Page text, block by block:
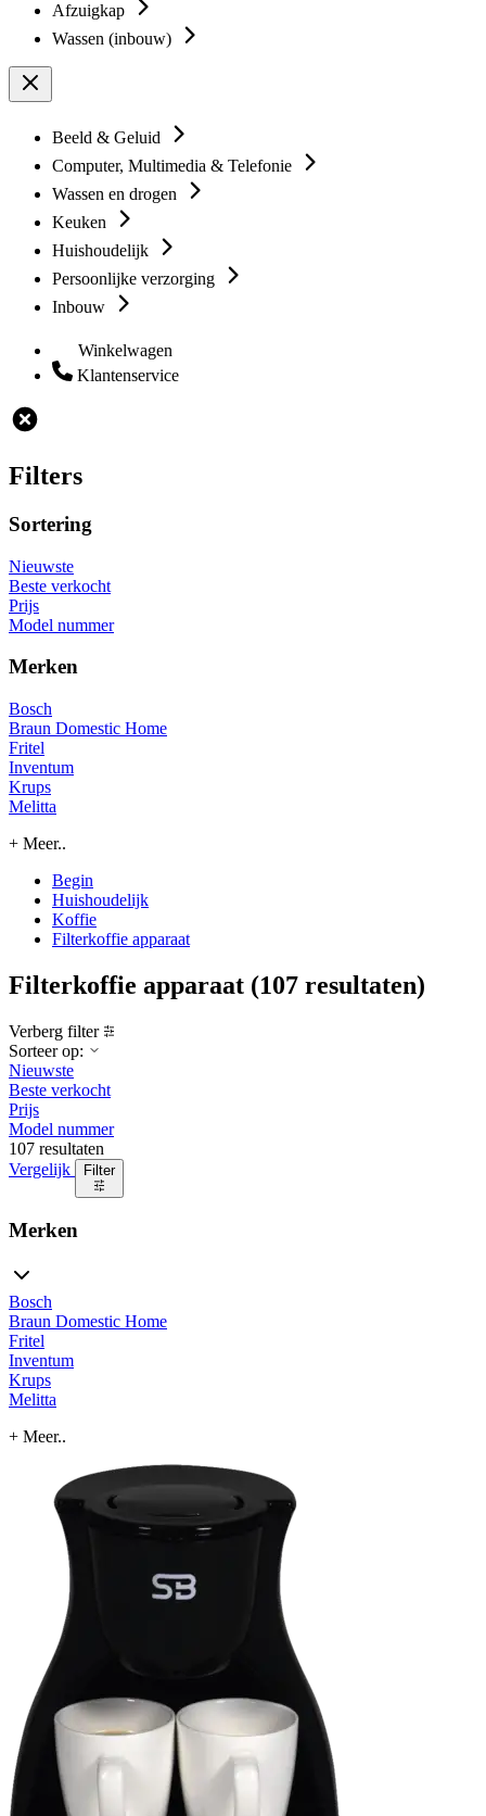
Afzuigkap
Wassen (inbouw)
Beeld & Geluid
Computer, Multimedia & Telefonie
Wassen en drogen
Keuken
Huishoudelijk
Persoonlijke verzorging
Inbouw
Winkelwagen
Klantenservice
Filters
Sortering
Nieuwste
Beste verkocht
Prijs
Model nummer
Merken
Bosch
Braun Domestic Home
Fritel
Inventum
Krups
Melitta
+ Meer..
Begin
Huishoudelijk
Koffie
Filterkoffie apparaat
Filterkoffie apparaat (107 resultaten)
Verberg filter
Sorteer op:
Nieuwste
Beste verkocht
Prijs
Model nummer
107 resultaten
Vergelijk
Filter
Merken
Bosch
Braun Domestic Home
Fritel
Inventum
Krups
Melitta
+ Meer..